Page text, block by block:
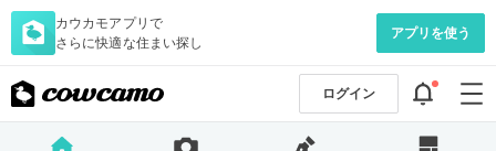
カウカモアプリで
さらに快適な住まい探し
アプリを使う
ログイン